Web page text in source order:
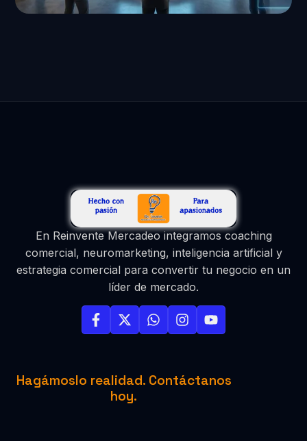
En Reinvente Mercadeo integramos coaching
comercial, neuromarketing, inteligencia artificial y
estrategia comercial para convertir tu negocio en un
líder de mercado.
Hagámoslo realidad. Contáctanos
hoy.